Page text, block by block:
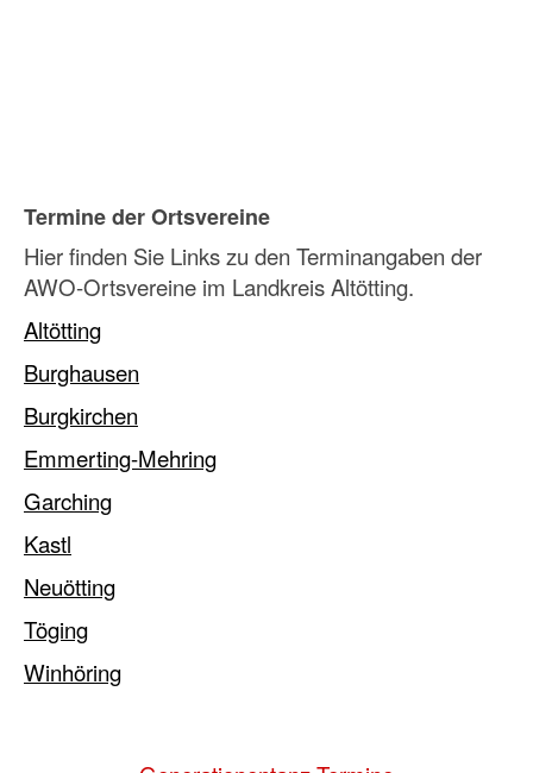
Termine der Ortsvereine
Hier finden Sie Links zu den Terminangaben der
AWO-Ortsvereine im Landkreis Altötting.
Altötting
Burghausen
Burgkirchen
Emmerting-Mehring
Garching
Kastl
Neuötting
Töging
Winhöring